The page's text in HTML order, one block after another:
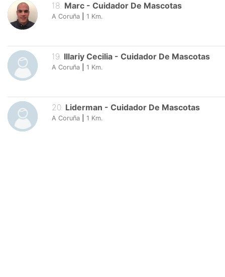
18. Marc - Cuidador De Mascotas
A Coruña 1 Km.
19. Illariy Cecilia - Cuidador De Mascotas
A Coruña 1 Km.
20. Liderman - Cuidador De Mascotas
A Coruña 1 Km.